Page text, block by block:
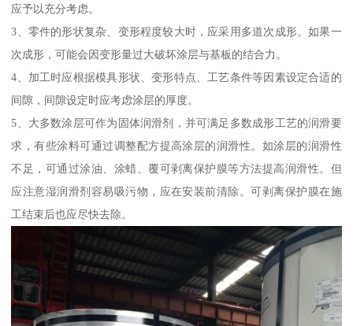
应予以充分考虑。
3、零件的形状复杂、变形程度较大时，应采用多道次成形。如果一
次成形，可能会因变形量过大破坏涂层与基板的结合力。
4、加工时应根据模具形状、变形特点、工艺条件等因素设定合适的
间隙，间隙设定时应考虑涂层的厚度。
5、大多数涂层可作为固体润滑剂，并可满足多数成形工艺的润滑要
求，有些涂料可通过调整配方提高涂层的润滑性。如涂层的润滑性
不足，可通过涂油、涂蜡、覆可剥离保护膜等方法提高润滑性。但
应注意湿润滑剂容易吸污物，应在安装前清除。可剥离保护膜在施
工结束后也应尽快去除。